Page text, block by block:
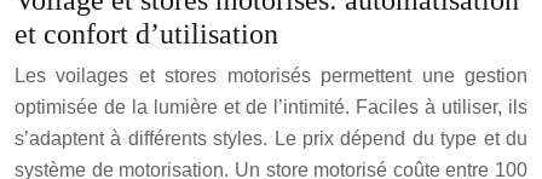
et confort d’utilisation
Les voilages et stores motorisés permettent une gestion
optimisée de la lumière et de l’intimité. Faciles à utiliser, ils
s’adaptent à différents styles. Le prix dépend du type et du
système de motorisation. Un store motorisé coûte entre 100